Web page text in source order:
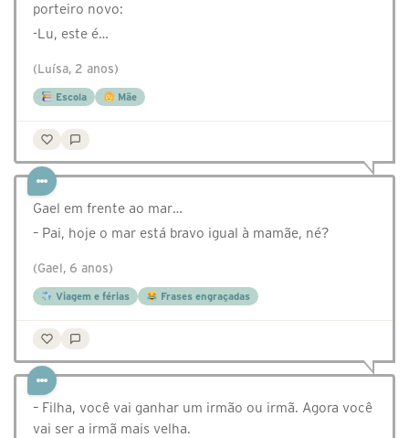
porteiro novo:
-Lu, este é…
(Luísa, 2 anos)
Escola Mãe
Gael em frente ao mar…
– Pai, hoje o mar está bravo igual à mamãe, né?
(Gael, 6 anos)
Viagem e férias Frases engraçadas
– Filha, você vai ganhar um irmão ou irmã. Agora você
vai ser a irmã mais velha.